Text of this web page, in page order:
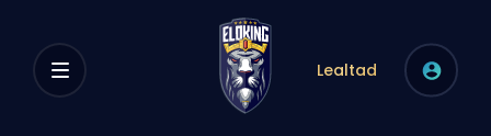
Lealtad